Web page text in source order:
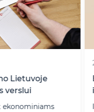
Lietuvoje
verslui